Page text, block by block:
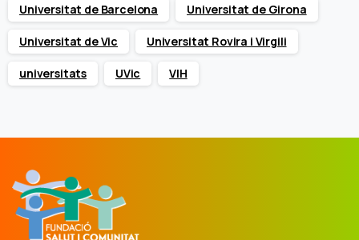
Universitat de Barcelona Universitat de Girona
Universitat de Vic Universitat Rovira i Virgili
universitats UVic VIH